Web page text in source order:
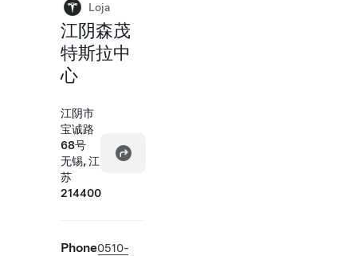
Loja
江阴森茂
特斯拉中
心
江阴市
宝诚路
68号
无锡, 江
苏
214400
Phone0510-